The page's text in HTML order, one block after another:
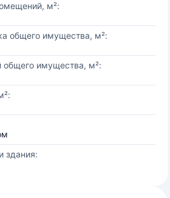
м²:
общего имущества, м²:
имущества, м²:
здания: